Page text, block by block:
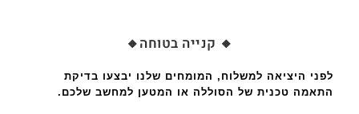
🔸 קנייה בטוחה🔸
לפני היציאה למשלוח, המומחים שלנו יבצעו בדיקת
התאמה טכנית של הסוללה או המטען למחשב שלכם.